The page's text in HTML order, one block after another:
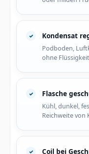
Kondensat
Podboden,
ohne
Flasche
Kühl, dunkel,
Reichweite von
Coil bei